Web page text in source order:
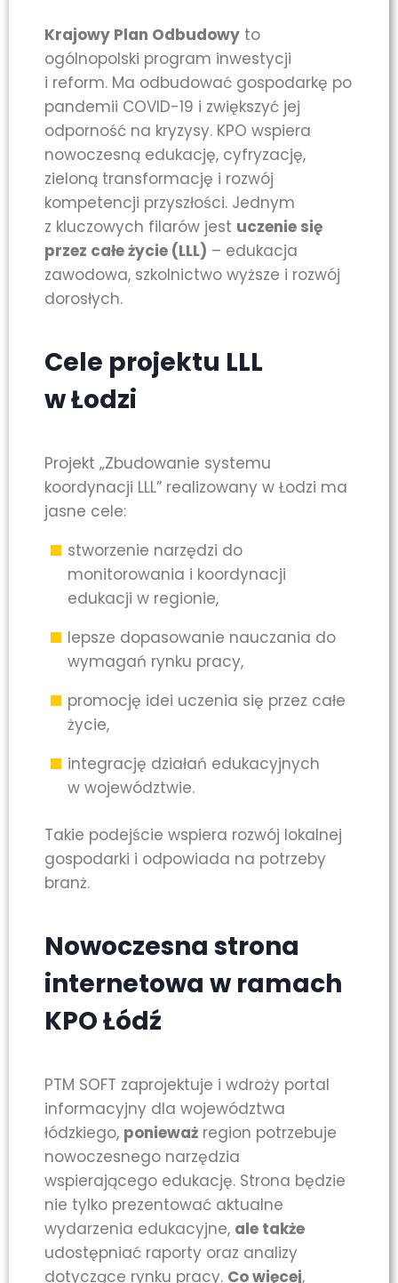
Krajowy Plan Odbudowy to
ogólnopolski program inwestycji
i reform. Ma odbudować gospodarkę po
pandemii COVID-19 i zwiększyć jej
odporność na kryzysy. KPO wspiera
nowoczesną edukację, cyfryzację,
zieloną transformację i rozwój
kompetencji przyszłości. Jednym
z kluczowych filarów jest uczenie się
przez całe życie (LLL) – edukacja
zawodowa, szkolnictwo wyższe i rozwój
dorosłych.
Cele projektu LLL
w Łodzi
Projekt „Zbudowanie systemu
koordynacji LLL” realizowany w Łodzi ma
jasne cele:
stworzenie narzędzi do
monitorowania i koordynacji
edukacji w regionie,
lepsze dopasowanie nauczania do
wymagań rynku pracy,
promocję idei uczenia się przez całe
życie,
integrację działań edukacyjnych
w województwie.
Takie podejście wspiera rozwój lokalnej
gospodarki i odpowiada na potrzeby
branż.
Nowoczesna strona
internetowa w ramach
KPO Łódź
PTM SOFT zaprojektuje i wdroży portal
informacyjny dla województwa
łódzkiego, ponieważ region potrzebuje
nowoczesnego narzędzia
wspierającego edukację. Strona będzie
nie tylko prezentować aktualne
wydarzenia edukacyjne, ale także
udostępniać raporty oraz analizy
dotyczące rynku pracy. Co więcej,